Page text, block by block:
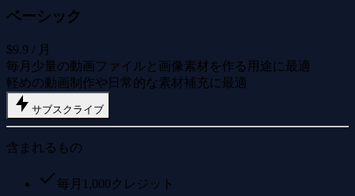
ベーシック
$9.9 / 月
毎月少量の動画ファイルと画像素材を作る用途に最適
軽めの動画制作や日常的な素材補充に最適
サブスクライブ
含まれるもの
毎月1,000クレジット